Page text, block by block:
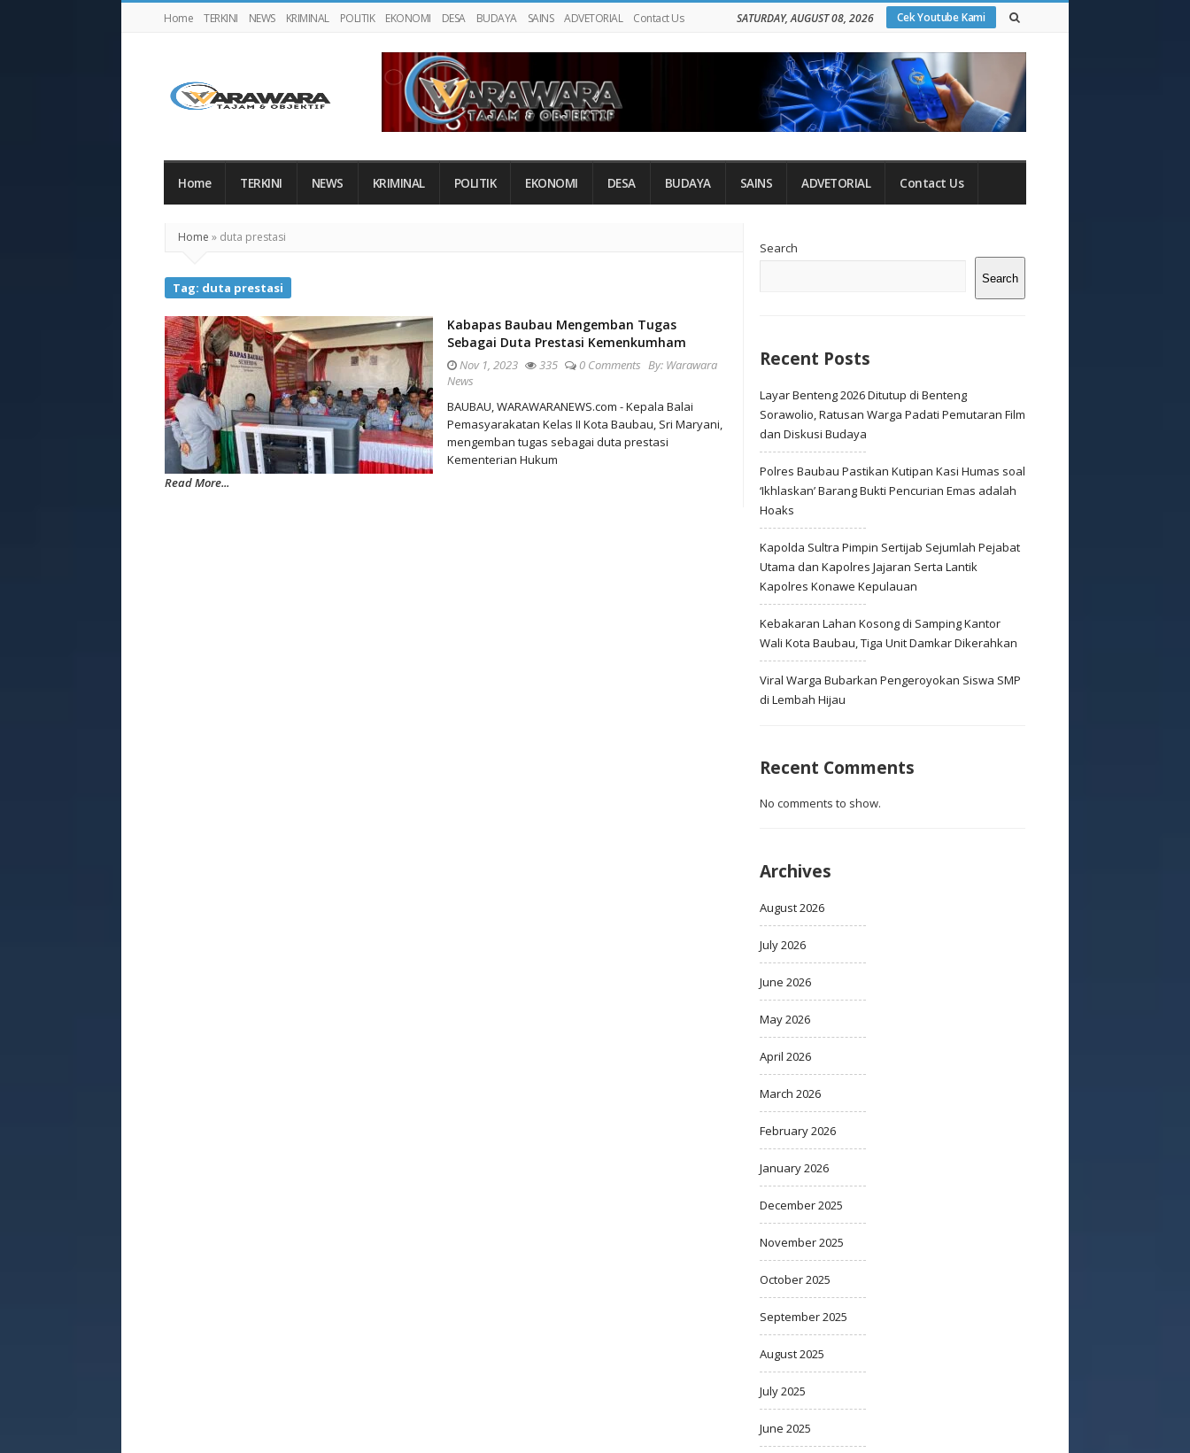
Home TERKINI NEWS KRIMINAL POLITIK EKONOMI DESA BUDAYA SAINS ADVETORIAL Contact Us Cek Youtube Kami
SATURDAY, AUGUST 08, 2026
Home TERKINI NEWS KRIMINAL POLITIK EKONOMI DESA BUDAYA SAINS ADVETORIAL Contact Us
Home » duta prestasi
Tag: duta prestasi
Kabapas Baubau Mengemban Tugas
Sebagai Duta Prestasi Kemenkumham
Nov 1, 2023 335 0 Comments By: Warawara
News
BAUBAU, WARAWARANEWS.com - Kepala Balai
Pemasyarakatan Kelas II Kota Baubau, Sri Maryani,
mengemban tugas sebagai duta prestasi
Kementerian Hukum
Read More...
Sidebar
Search
Search
Recent Posts
Layar Benteng 2026 Ditutup di Benteng
Sorawolio, Ratusan Warga Padati Pemutaran Film
dan Diskusi Budaya
Polres Baubau Pastikan Kutipan Kasi Humas soal
‘Ikhlaskan’ Barang Bukti Pencurian Emas adalah
Hoaks
Kapolda Sultra Pimpin Sertijab Sejumlah Pejabat
Utama dan Kapolres Jajaran Serta Lantik
Kapolres Konawe Kepulauan
Kebakaran Lahan Kosong di Samping Kantor
Wali Kota Baubau, Tiga Unit Damkar Dikerahkan
Viral Warga Bubarkan Pengeroyokan Siswa SMP
di Lembah Hijau
Recent Comments
No comments to show.
Archives
August 2026
July 2026
June 2026
May 2026
April 2026
March 2026
February 2026
January 2026
December 2025
November 2025
October 2025
September 2025
August 2025
July 2025
June 2025